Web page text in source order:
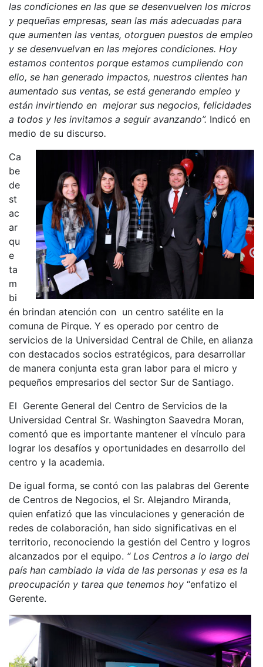
las condiciones en las que se desenvuelven los micros
y pequeñas empresas, sean las más adecuadas para
que aumenten las ventas, otorguen puestos de empleo
y se desenvuelvan en las mejores condiciones. Hoy
estamos contentos porque estamos cumpliendo con
ello, se han generado impactos, nuestros clientes han
aumentado sus ventas, se está generando empleo y
están invirtiendo en mejorar sus negocios, felicidades
a todos y les invitamos a seguir avanzando”. Indicó en
medio de su discurso.
Ca
be
de
st
ac
ar
qu
e
ta
m
bi
én brindan atención con un centro satélite en la
comuna de Pirque. Y es operado por centro de
servicios de la Universidad Central de Chile, en alianza
con destacados socios estratégicos, para desarrollar
de manera conjunta esta gran labor para el micro y
pequeños empresarios del sector Sur de Santiago.
El Gerente General del Centro de Servicios de la
Universidad Central Sr. Washington Saavedra Moran,
comentó que es importante mantener el vínculo para
lograr los desafíos y oportunidades en desarrollo del
centro y la academia.
De igual forma, se contó con las palabras del Gerente
de Centros de Negocios, el Sr. Alejandro Miranda,
quien enfatizó que las vinculaciones y generación de
redes de colaboración, han sido significativas en el
territorio, reconociendo la gestión del Centro y logros
alcanzados por el equipo. “ Los Centros a lo largo del
país han cambiado la vida de las personas y esa es la
preocupación y tarea que tenemos hoy “enfatizo el
Gerente.